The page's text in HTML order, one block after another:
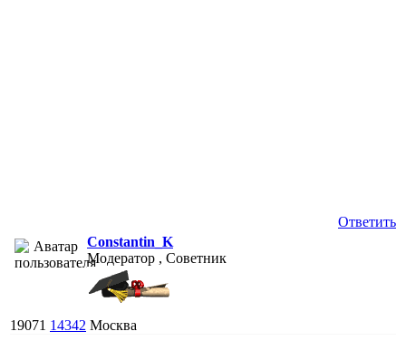
Ответить
Constantin_K
Модератор , Советник
19071 14342 Москва